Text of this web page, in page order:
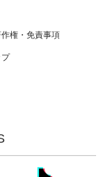
権・免責事項